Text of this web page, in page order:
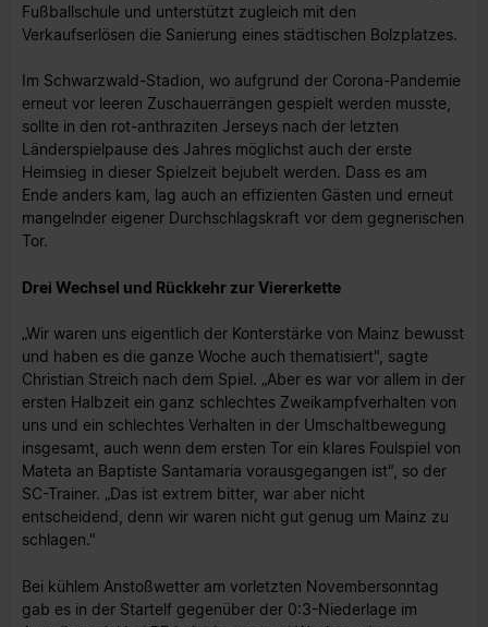
Fußballschule und unterstützt zugleich mit den
Verkaufserlösen die Sanierung eines städtischen Bolzplatzes.
Im Schwarzwald-Stadion, wo aufgrund der Corona-Pandemie
erneut vor leeren Zuschauerrängen gespielt werden musste,
sollte in den rot-anthraziten Jerseys nach der letzten
Länderspielpause des Jahres möglichst auch der erste
Heimsieg in dieser Spielzeit bejubelt werden. Dass es am
Ende anders kam, lag auch an effizienten Gästen und erneut
mangelnder eigener Durchschlagskraft vor dem gegnerischen
Tor.
Drei Wechsel und Rückkehr zur Viererkette
„Wir waren uns eigentlich der Konterstärke von Mainz bewusst
und haben es die ganze Woche auch thematisiert", sagte
Christian Streich nach dem Spiel. „Aber es war vor allem in der
ersten Halbzeit ein ganz schlechtes Zweikampfverhalten von
uns und ein schlechtes Verhalten in der Umschaltbewegung
insgesamt, auch wenn dem ersten Tor ein klares Foulspiel von
Mateta an Baptiste Santamaria vorausgegangen ist", so der
SC-Trainer. „Das ist extrem bitter, war aber nicht
entscheidend, denn wir waren nicht gut genug um Mainz zu
schlagen."
Bei kühlem Anstoßwetter am vorletzten Novembersonntag
gab es in der Startelf gegenüber der 0:3-Niederlage im